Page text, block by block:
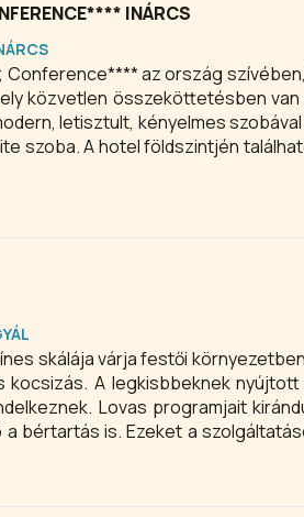
INÁRCS
Conference**** az ország
közvetlen összeköttetésben
letisztult, kényelmes
szoba. A hotel földszintjén
skálája várja festői
kocsizás. A legkisbbeknek
Lovas programjait
bértartás is. Ezeket a